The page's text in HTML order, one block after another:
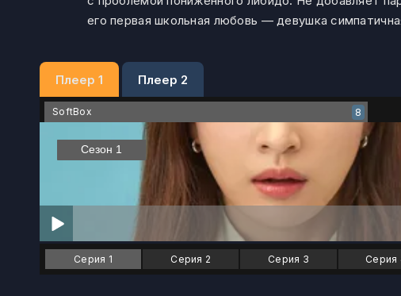
его первая школьная любовь — девушка
Плеер 1 Плеер 2
SoftBox 8
Серия 1 Серия 2 Серия 3 Серия